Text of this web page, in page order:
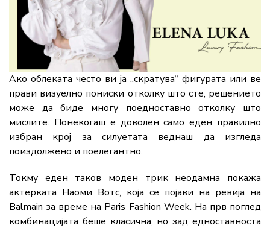
Ако облеката често ви ја „скратува“ фигурата или ве
прави визуелно пониски отколку што сте, решението
може да биде многу поедноставно отколку што
мислите. Понекогаш е доволен само еден правилно
избран крој за силуетата веднаш да изгледа
поиздолжено и поелегантно.
Токму еден таков моден трик неодамна покажа
актерката Наоми Вотс, која се појави на ревија на
Balmain за време на Paris Fashion Week. На прв поглед
комбинацијата беше класична, но зад едноставноста